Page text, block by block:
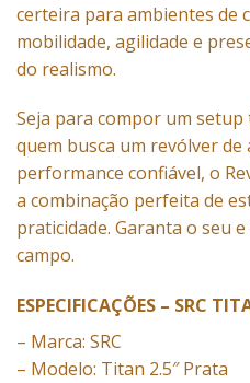
certeira para ambientes de
mobilidade, agilidade e
do realismo.
Seja para compor um
quem busca um revólver de
performance confiável, o
a combinação perfeita de
praticidade. Garanta o seu
campo.
ESPECIFICAÇÕES – SRC
– Marca: SRC
– Modelo: Titan 2.5″ Prata